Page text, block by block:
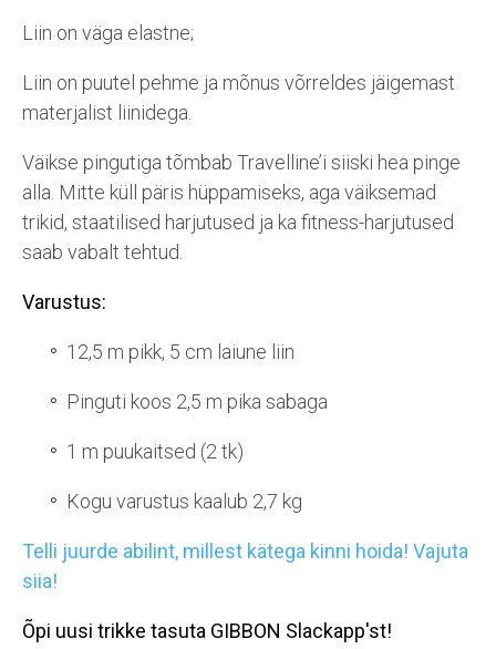
Liin on väga elastne;
Liin on puutel pehme ja mõnus võrreldes jäigemast
materjalist liinidega.
Väikse pingutiga tõmbab Travelline’i siiski hea pinge
alla. Mitte küll päris hüppamiseks, aga väiksemad
trikid, staatilised harjutused ja ka fitness-harjutused
saab vabalt tehtud.
Varustus:
12,5 m pikk, 5 cm laiune liin
Pinguti koos 2,5 m pika sabaga
1 m puukaitsed (2 tk)
Kogu varustus kaalub 2,7 kg
Telli juurde abilint, millest kätega kinni hoida! Vajuta
siia!
Õpi uusi trikke tasuta GIBBON Slackapp'st!